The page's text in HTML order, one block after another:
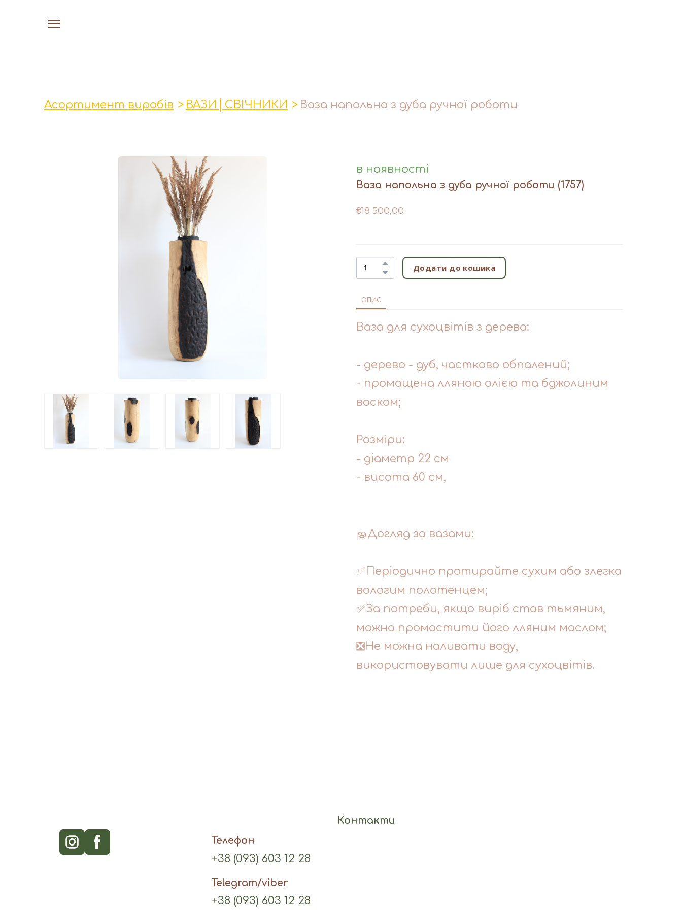
Асортимент виробів ВАЗИ│СВІЧНИКИ Ваза напольна з дуба ручної роботи
в наявності
Ваза напольна з дуба ручної роботи (1757)
₴18 500,00
Додати до кошика
ОПИС
Ваза для сухоцвітів з дерева:
- дерево - дуб, частково обпалений;
- промащена лляною олією та бджолиним
воском;
Розміри:
- діаметр 22 см
- висота 60 см,
🧽Догляд за вазами:
✅Періодично протирайте сухим або злегка
вологим полотенцем;
✅За потреби, якщо виріб став тьмяним,
можна промастити його лляним маслом;
❎Не можна наливати воду,
використовувати лише для сухоцвітів.
Контакти
Телефон
+38 (093) 603 12 28
Telegram/viber
+38 (093) 603 12 28